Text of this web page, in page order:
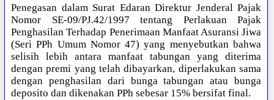
Penegasan dalam Surat Edaran Direktur Jenderal Pajak
Nomor SE-09/PJ.42/1997 tentang Perlakuan Pajak
Penghasilan Terhadap Penerimaan Manfaat Asuransi Jiwa
(Seri PPh Umum Nomor 47) yang menyebutkan bahwa
selisih lebih antara manfaat tabungan yang diterima
dengan premi yang telah dibayarkan, diperlakukan sama
dengan penghasilan dari bunga tabungan atau bunga
deposito dan dikenakan PPh sebesar 15% bersifat final.